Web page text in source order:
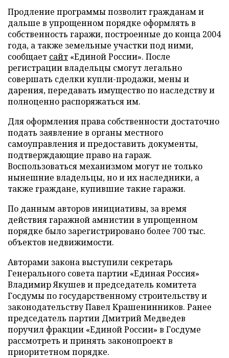
Продление программы позволит гражданам и
дальше в упрощенном порядке оформлять в
собственность гаражи, построенные до конца 2004
года, а также земельные участки под ними,
сообщает сайт «Единой России». После
регистрации владельцы смогут легально
совершать сделки купли-продажи, мены и
дарения, передавать имущество по наследству и
полноценно распоряжаться им.
Для оформления права собственности достаточно
подать заявление в органы местного
самоуправления и предоставить документы,
подтверждающие право на гараж.
Воспользоваться механизмом могут не только
нынешние владельцы, но и их наследники, а
также граждане, купившие такие гаражи.
По данным авторов инициативы, за время
действия гаражной амнистии в упрощенном
порядке было зарегистрировано более 700 тыс.
объектов недвижимости.
Авторами закона выступили секретарь
Генерального совета партии «Единая Россия»
Владимир Якушев и председатель комитета
Госдумы по государственному строительству и
законодательству Павел Крашенинников. Ранее
председатель партии Дмитрий Медведев
поручил фракции «Единой России» в Госдуме
рассмотреть и принять законопроект в
приоритетном порядке.